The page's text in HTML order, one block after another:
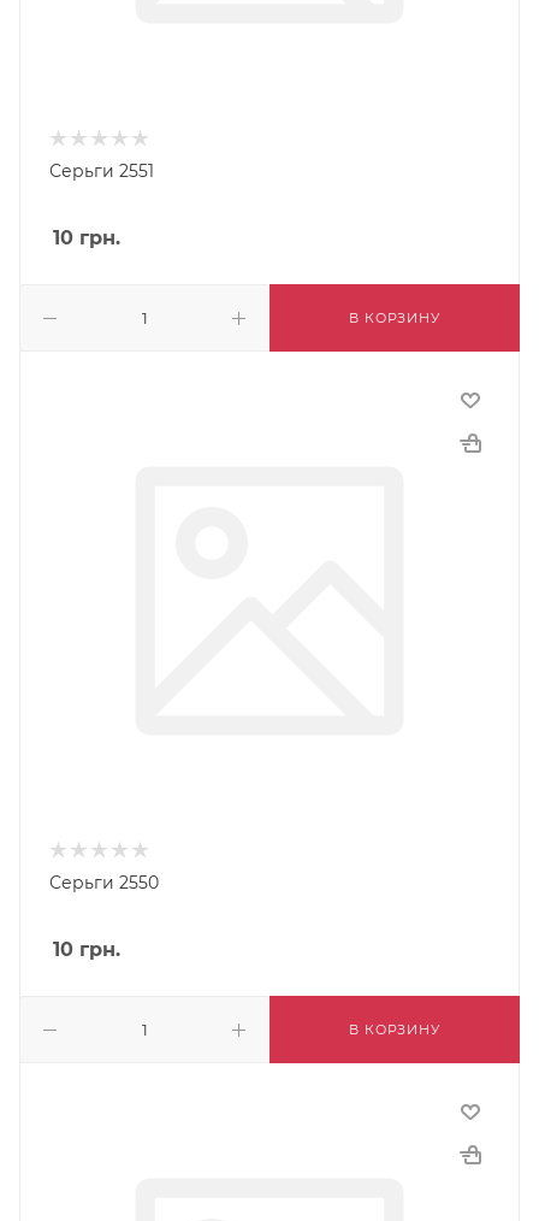
Серьги 2551
10 грн.
В КОРЗИНУ
Серьги 2550
10 грн.
В КОРЗИНУ